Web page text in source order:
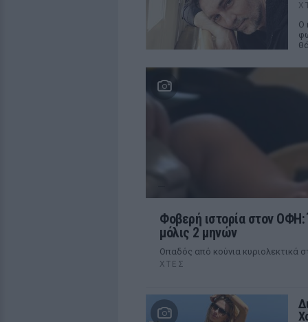
Ο
Φοβερή ιστορία στον ΟΦΗ:
μόλις 2 μηνών
Οπαδός από κούνια κυριολεκτικά
ΧΤΕΣ